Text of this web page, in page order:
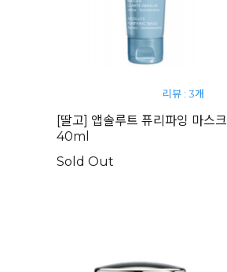
리뷰 : 3개
[딸고] 앱솔루트 퓨리파잉 마스크
40ml
Sold Out